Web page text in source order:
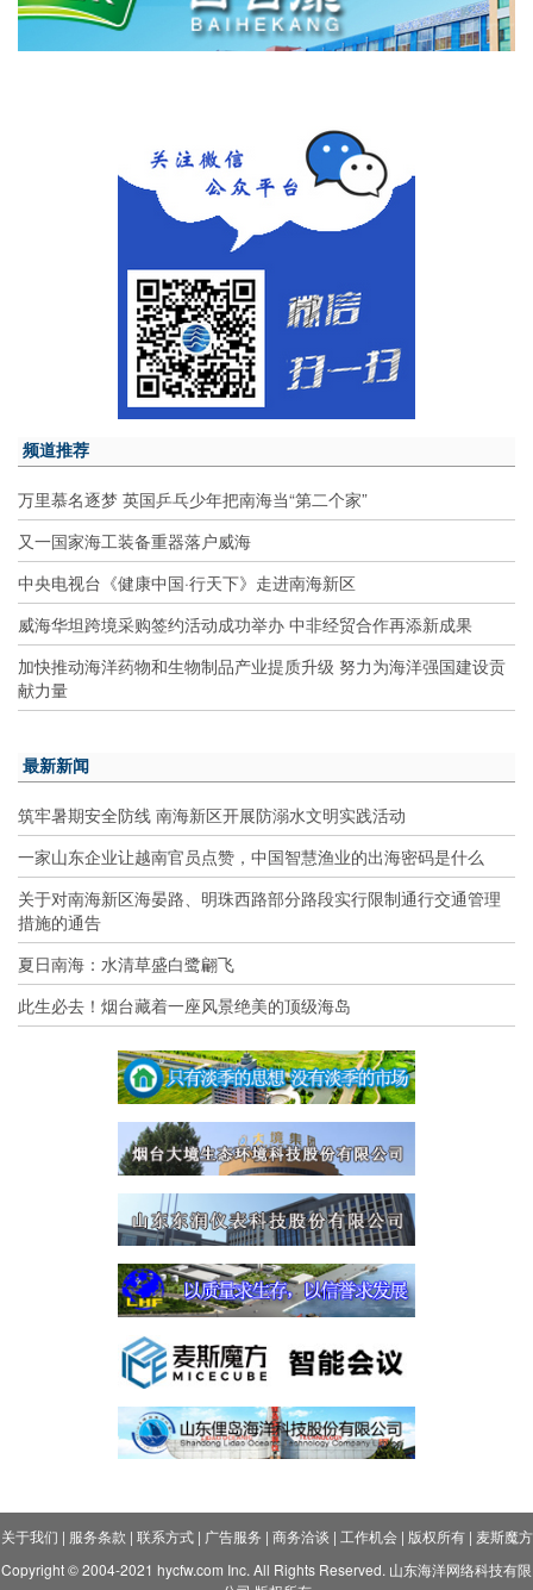
频道推荐
万里慕名逐梦 英国乒乓少年把南海当“第二个家”
又一国家海工装备重器落户威海
中央电视台《健康中国·行天下》走进南海新区
威海华坦跨境采购签约活动成功举办 中非经贸合作再添新成果
加快推动海洋药物和生物制品产业提质升级 努力为海洋强国建设贡
献力量
最新新闻
筑牢暑期安全防线 南海新区开展防溺水文明实践活动
一家山东企业让越南官员点赞，中国智慧渔业的出海密码是什么
关于对南海新区海晏路、明珠西路部分路段实行限制通行交通管理
措施的通告
夏日南海：水清草盛白鹭翩飞
此生必去！烟台藏着一座风景绝美的顶级海岛
关于我们 | 服务条款 | 联系方式| 广告服务 | 商务洽谈 | 工作机会| 版权所有| 麦斯魔方
Copyright © 2004-2021 hycfw.com Inc. All Rights Reserved. 山东海洋网络科技有限